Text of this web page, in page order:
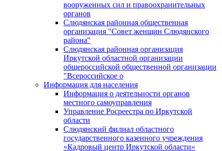
вооруженных сил и правоохранительных
органов
Слюдянская районная общественная
организация "Совет женщин Слюдянского
района"
Слюдянская районная организация
Иркутской областной организации
общероссийской общественной организации
"Всероссийское о
Информация для населения
Информация о деятельности органов
местного самоуправления
Управление Росреестра по Иркутской
области
Слюдянский филиал областного
государственного казенного учреждения
«Кадровый центр Иркутской области»